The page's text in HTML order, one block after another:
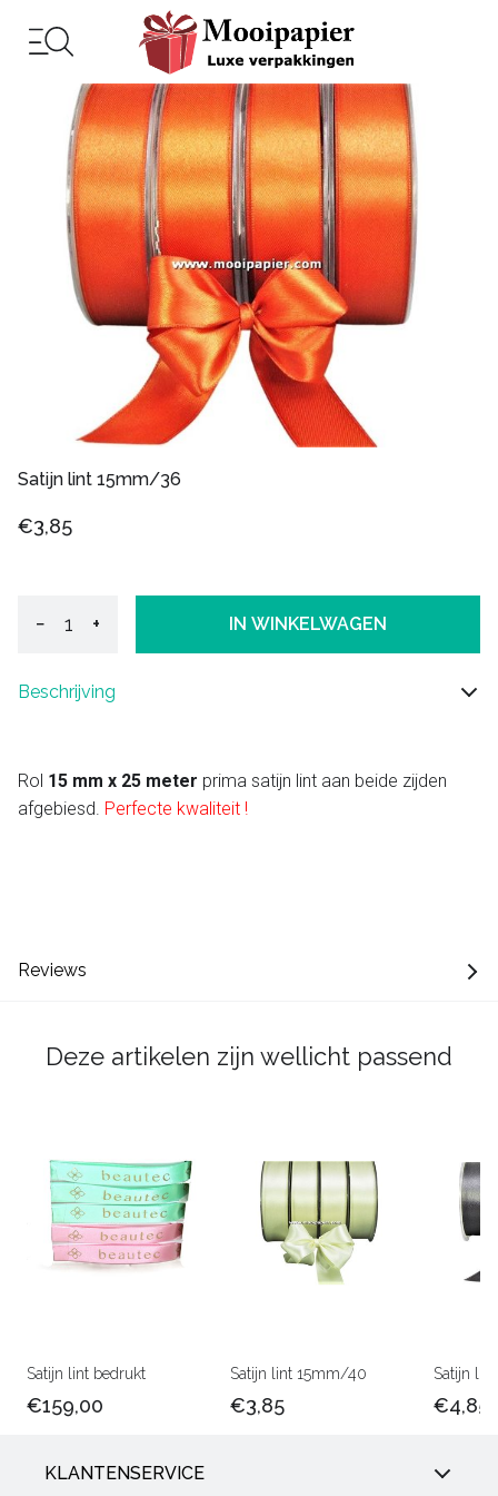
Satijn lint 15mm/36
€3,85
− + IN WINKELWAGEN
Beschrijving
Rol 15 mm x 25 meter prima satijn lint aan beide zijden
afgebiesd. Perfecte kwaliteit !
Reviews
Deze artikelen zijn wellicht passend
Satijn lint bedrukt
€159,00
Satijn lint 15mm/40
€3,85
Satijn
€4,85
KLANTENSERVICE